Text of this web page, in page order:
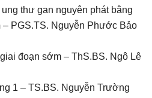
thư gan nguyên phát bằng
– PGS.TS. Nguyễn Phước Bảo
đoạn sớm – ThS.BS. Ngô Lê
1 – TS.BS. Nguyễn Trường